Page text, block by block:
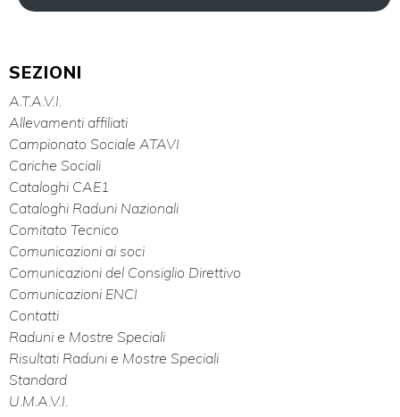
SEZIONI
A.T.A.V.I.
Allevamenti affiliati
Campionato Sociale ATAVI
Cariche Sociali
Cataloghi CAE1
Cataloghi Raduni Nazionali
Comitato Tecnico
Comunicazioni ai soci
Comunicazioni del Consiglio Direttivo
Comunicazioni ENCI
Contatti
Raduni e Mostre Speciali
Risultati Raduni e Mostre Speciali
Standard
U.M.A.V.I.